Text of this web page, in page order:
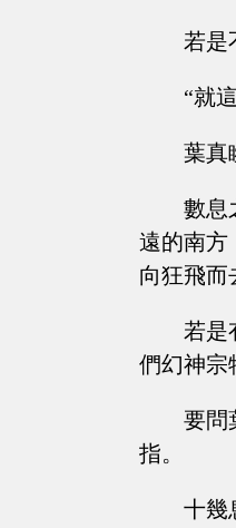
若是
“就
葉真
數息
遠的南方
向狂飛而
若是
們幻神宗
要問
指。
十幾